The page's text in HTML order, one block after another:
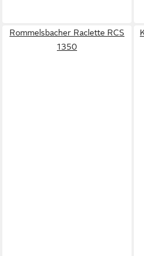
Rommelsbacher Raclette RCS
1350